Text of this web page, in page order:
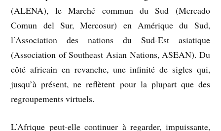
(ALENA), le Marché commun du Sud (Mercado
Comun del Sur, Mercosur) en Amérique du Sud,
l’Association des nations du Sud-Est asiatique
(Association of Southeast Asian Nations, ASEAN). Du
côté africain en revanche, une infinité de sigles qui,
jusqu’à présent, ne reflètent pour la plupart que des
regroupements virtuels.
L’Afrique peut-elle continuer à regarder, impuissante,